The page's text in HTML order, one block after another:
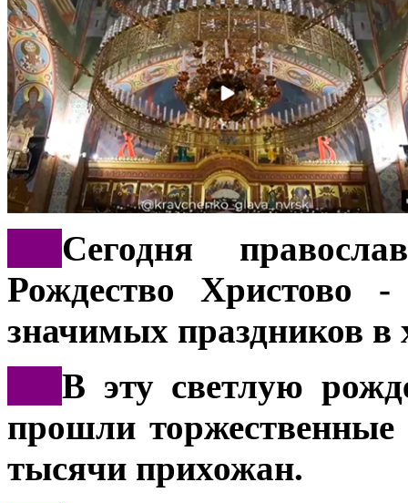
Сегодня
Рождество Христово
значимых праздников в
В эту светлую
прошли торжественные
тысячи прихожан.